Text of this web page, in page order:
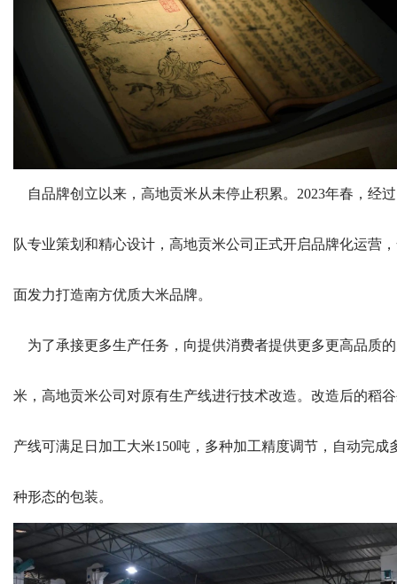
自品牌创立以来，高地贡米从未停止积累。2023年春，经
队专业策划和精心设计，高地贡米公司正式开启品牌化运营
面发力打造南方优质大米品牌。
为了承接更多生产任务，向提供消费者提供更多更高品质
米，高地贡米公司对原有生产线进行技术改造。改造后的稻
产线可满足日加工大米150吨，多种加工精度调节，自动完成
种形态的包装。